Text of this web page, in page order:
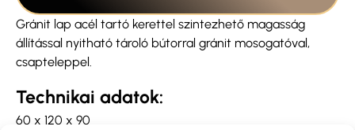
Gránit lap acél tartó kerettel szintezhető magasság
állítással nyitható tároló bútorral gránit mosogatóval,
csapteleppel.
Technikai adatok:
60 x 120 x 90